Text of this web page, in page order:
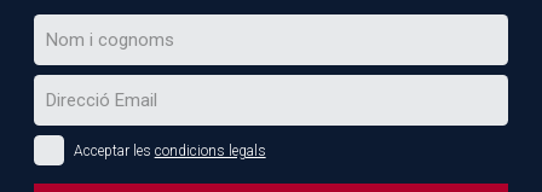
Acceptar les condicions legals